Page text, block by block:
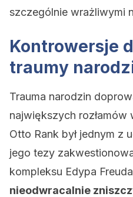
szczególnie wrażliwymi
Kontrowersje
traumy
Trauma narodzin
największych rozłamów
Otto Rank był jednym z
jego tezy
kompleksu Edypa
nieodwracalnie